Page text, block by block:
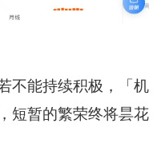
能持续积极，「机
短暂的繁荣终将昙花